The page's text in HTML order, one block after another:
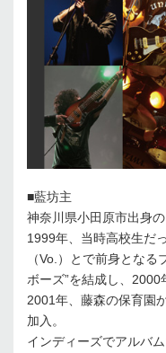
■藍坊主
神奈川県小田原市出身の
1999年、当時高校生だ
（Vo.）とで前身とな
ボーズ”を結成し、2000
2001年、藤森の保育園
加入。
インディーズでアルバ